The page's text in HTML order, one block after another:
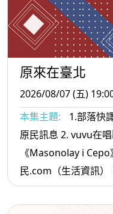
原來在臺北
2026/08/07 (五)
本集主題:
1.部落快
原民訊息 2. vuvu在唱歌（原民音樂）：漂流出口
《Masonolay i
民.com（生活資訊）